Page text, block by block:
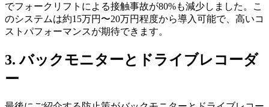
でフォークリフトによる接触事故が80%も減少しました。こ
のシステムは約15万円〜20万円程度から導入可能で、高いコ
ストパフォーマンスが期待できます。
3. バックモニターとドライブレコーダ
ー